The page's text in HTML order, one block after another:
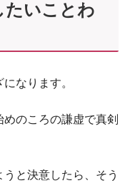
たいことわ
なります。
のころの謙虚で真剣
と決意したら、そう